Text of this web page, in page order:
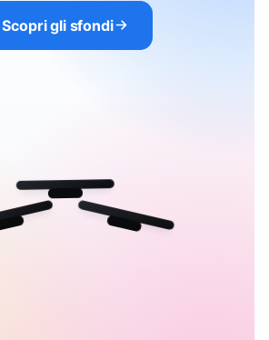
Scopri gli sfondi